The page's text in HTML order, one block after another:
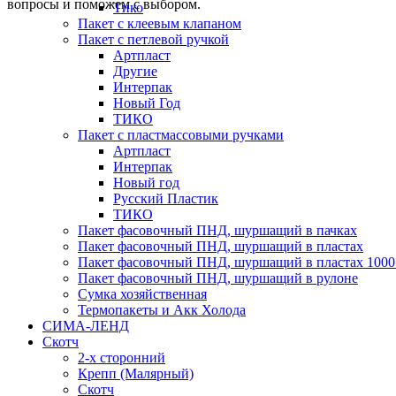
вопросы и поможем с выбором.
Тико
Пакет с клеевым клапаном
Пакет с петлевой ручкой
Артпласт
Другие
Интерпак
Новый Год
ТИКО
Пакет с пластмассовыми ручками
Артпласт
Интерпак
Новый год
Русский Пластик
ТИКО
Пакет фасовочный ПНД, шуршащий в пачках
Пакет фасовочный ПНД, шуршащий в пластах
Пакет фасовочный ПНД, шуршащий в пластах
Пакет фасовочный ПНД, шуршащий в рулоне
Сумка хозяйственная
Термопакеты и Акк Холода
СИМА-ЛЕНД
Скотч
2-х сторонний
Крепп (Малярный)
Скотч